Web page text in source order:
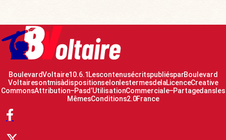
Boulevard Voltaire 10.6.1 Les contenus écrits publiés par Boulevard
Voltaire sont mis à disposition selon les termes de la Licence Creative
Commons Attribution – Pas d’Utilisation Commerciale – Partage dans les
Mêmes Conditions 2.0 France